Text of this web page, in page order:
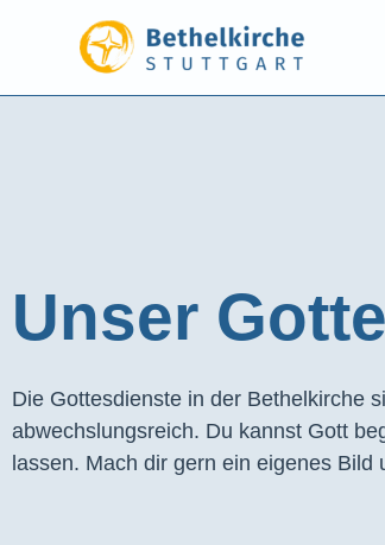
Unser
Die Gottesdienste in der Bethelkirche
abwechslungsreich. Du kannst Gott
lassen. Mach dir gern ein eigenes Bild